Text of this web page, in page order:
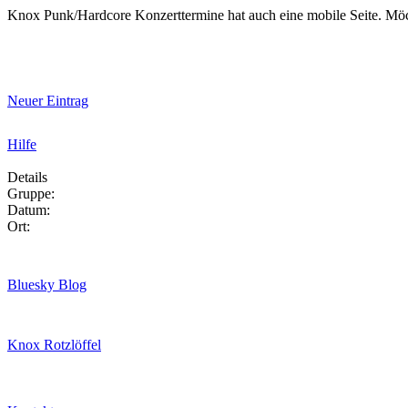
Knox Punk/Hardcore Konzerttermine hat auch eine mobile Seite.
Neuer Eintrag
Hilfe
Details
Gruppe:
Datum:
Ort:
Bluesky Blog
Knox Rotzlöffel